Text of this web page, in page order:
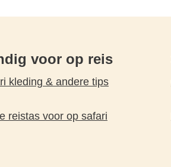
voor op reis
kleding & andere tips
reistas voor op safari